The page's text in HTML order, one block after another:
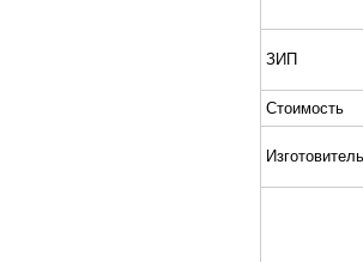
ЗИП
Стоимость
Изготовитель